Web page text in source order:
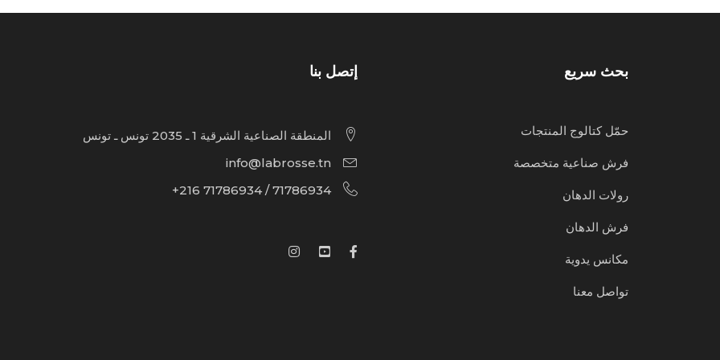
إتصل بنا
المنطقة الصناعية الشرقية 1 ـ 2035 تونس ـ تونس
info@labrosse.tn
71786934 / 71786934 216+
بحث سريع
حمّل كتالوج المنتجات
فرش صناعية متخصصة
رولات الدهان
فرش الدهان
مكانس يدوية
تواصل معنا